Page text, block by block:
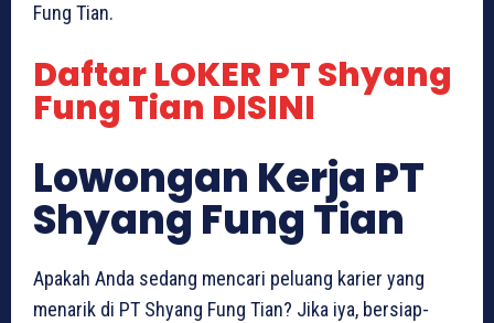
Fung Tian.
Daftar LOKER PT Shyang
Fung Tian DISINI
Lowongan Kerja PT
Shyang Fung Tian
Apakah Anda sedang mencari peluang karier yang
menarik di PT Shyang Fung Tian? Jika iya, bersiap-